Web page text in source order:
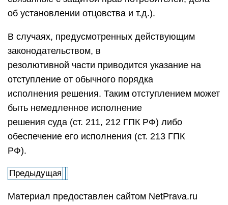
об установлении отцовства и т.д.).
В случаях, предусмотренных действующим
законодательством, в
резолютивной части приводится указание на
отступление от обычного порядка
исполнения решения. Таким отступлением может
быть немедленное исполнение
решения суда (ст. 211, 212 ГПК РФ) либо
обеспечение его исполнения (ст. 213 ГПК
РФ).
Предыдущая
Материал предоставлен сайтом NetPrava.ru